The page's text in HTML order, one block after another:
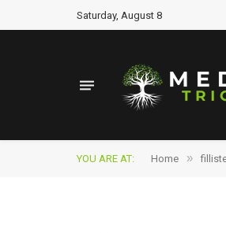
Saturday, August 8
YOU ARE AT: Home »